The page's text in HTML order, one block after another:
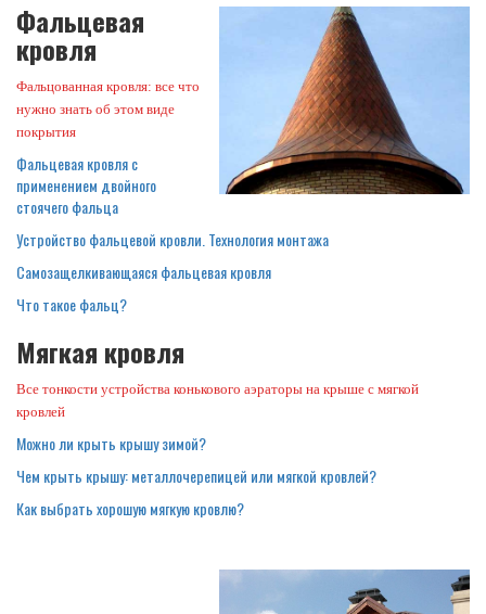
Фальцевая
кровля
Фальцованная кровля: все что
нужно знать об этом виде
покрытия
Фальцевая кровля с
применением двойного
стоячего фальца
Устройство фальцевой кровли. Технология монтажа
Самозащелкивающаяся фальцевая кровля
Что такое фальц?
Мягкая кровля
Все тонкости устройства конькового аэраторы на крыше с мягкой
кровлей
Можно ли крыть крышу зимой?
Чем крыть крышу: металлочерепицей или мягкой кровлей?
Как выбрать хорошую мягкую кровлю?